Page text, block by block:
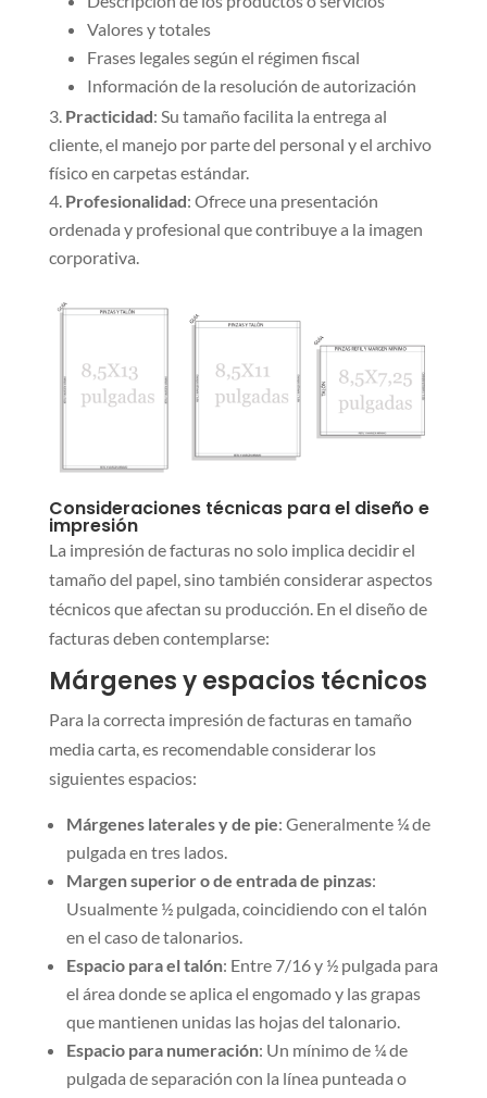
Valores y totales
Frases legales según el régimen fiscal
Información de la resolución de autorización
Practicidad: Su tamaño facilita la entrega al
cliente, el manejo por parte del personal y el archivo
físico en carpetas estándar.
Profesionalidad: Ofrece una presentación
ordenada y profesional que contribuye a la imagen
corporativa.
Consideraciones técnicas para el diseño e
impresión
La impresión de facturas no solo implica decidir el
tamaño del papel, sino también considerar aspectos
técnicos que afectan su producción. En el diseño de
facturas deben contemplarse:
Márgenes y espacios técnicos
Para la correcta impresión de facturas en tamaño
media carta, es recomendable considerar los
siguientes espacios:
Márgenes laterales y de pie: Generalmente ¼ de
pulgada en tres lados.
Margen superior o de entrada de pinzas:
Usualmente ½ pulgada, coincidiendo con el talón
en el caso de talonarios.
Espacio para el talón: Entre 7/16 y ½ pulgada para
el área donde se aplica el engomado y las grapas
que mantienen unidas las hojas del talonario.
Espacio para numeración: Un mínimo de ¼ de
pulgada de separación con la línea punteada o